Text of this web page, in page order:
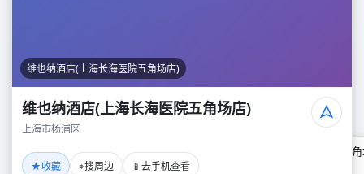
维也纳酒店(上海长海医院五角场店)
维也纳酒店(上海长海医院五角场店)
上海市杨浦区
★收藏 ⌖搜周边 📱 去手机查看
维也纳酒店(上海长海医院五